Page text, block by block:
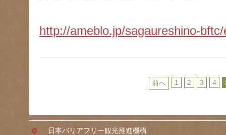
http://ameblo.jp/sagaureshino-
前へ 1 2 3 4
日本バリアフリー観光推進機構